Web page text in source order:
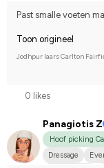
Past smalle voeten
Toon origineel
Jodhpur laars Carlton
0 likes
Panagiotis Z
Hoof picking
Dressage